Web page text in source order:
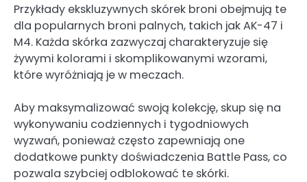
Przykłady ekskluzywnych skórek broni obejmują te
dla popularnych broni palnych, takich jak AK-47 i
M4. Każda skórka zazwyczaj charakteryzuje się
żywymi kolorami i skomplikowanymi wzorami,
które wyróżniają je w meczach.
Aby maksymalizować swoją kolekcję, skup się na
wykonywaniu codziennych i tygodniowych
wyzwań, ponieważ często zapewniają one
dodatkowe punkty doświadczenia Battle Pass, co
pozwala szybciej odblokować te skórki.